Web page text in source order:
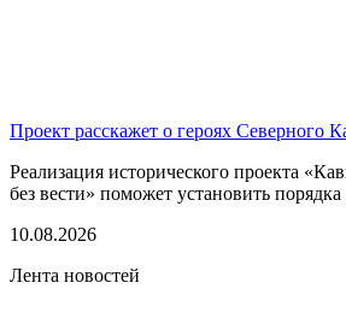
Проект расскажет о героях Северного
Реализация исторического проекта
без вести» поможет установить
10.08.2026
Лента новостей